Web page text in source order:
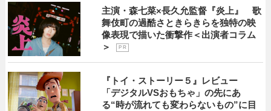
主演・森七菜×長久允監督『炎上』 歌
舞伎町の過酷さときらきらを独特の映
像表現で描いた衝撃作＜出演者コラム
＞
P R
『トイ・ストーリー５』レビュー
「デジタルVSおもちゃ」の先にあ
る“時が流れても変わらないもの”に目